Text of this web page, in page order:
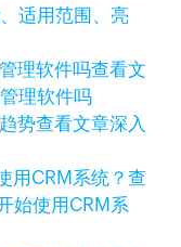
适用范围、亮
查看文
理软件吗
查看文章深入
查
始使用CRM系